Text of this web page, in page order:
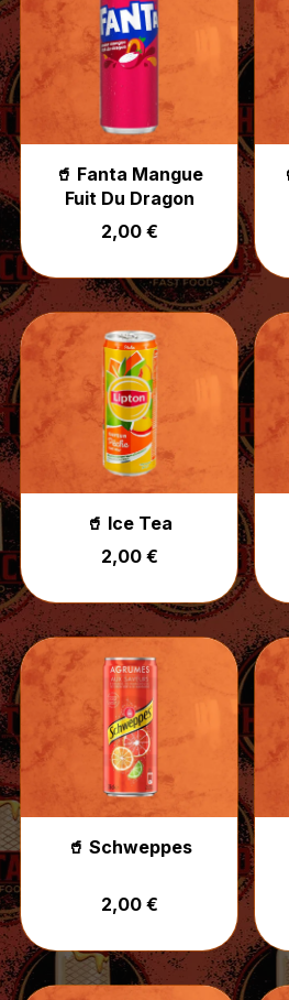
🥤 Fanta Mangue
Fuit Du Dragon
2,00 €
🥤 Ice Tea
2,00 €
🥤 Schweppes
2,00 €